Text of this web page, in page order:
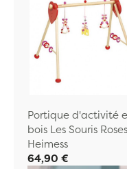
Portique d'activité
bois Les Souris Roses
Heimess
64,90 €